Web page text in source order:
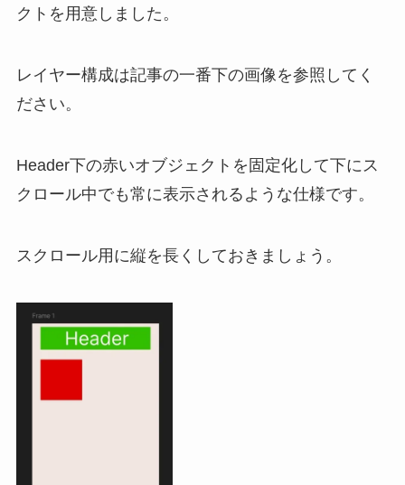
クトを用意しました。
レイヤー構成は記事の一番下の画像を参照してく
ださい。
Header下の赤いオブジェクトを固定化して下にス
クロール中でも常に表示されるような仕様です。
スクロール用に縦を長くしておきましょう。